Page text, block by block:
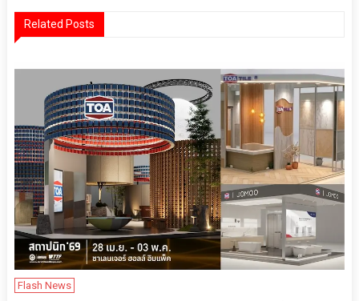
Related Posts
Flash News